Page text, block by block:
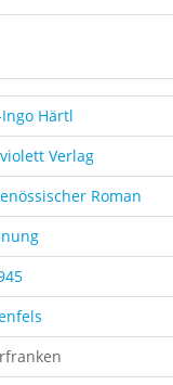
Härtl
Verlag
Roman